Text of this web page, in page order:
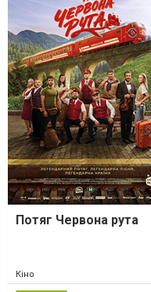
Потяг Червона рута
Кіно